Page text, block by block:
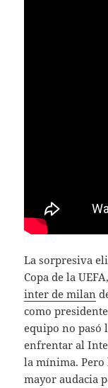
La sorpresiva
Copa de la
inter de milan
como
equipo no pasó
enfrentar al
la mínima. Pero
mayor audacia